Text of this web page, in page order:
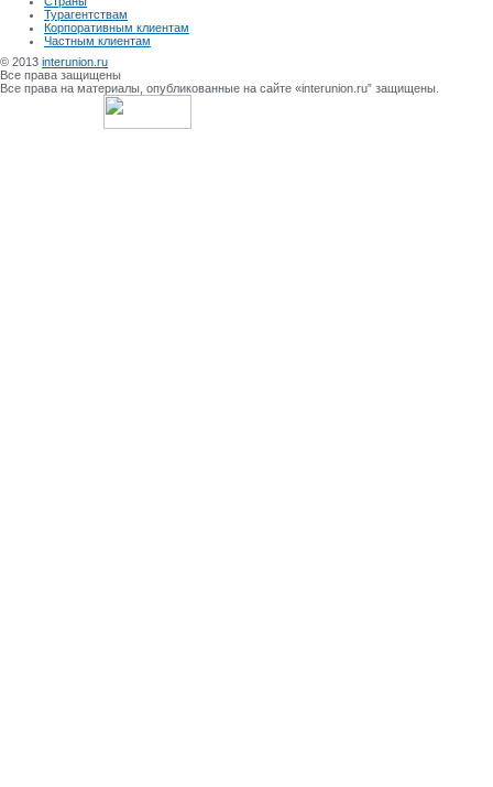
Турагентствам
Корпоративным клиентам
Частным клиентам
© 2013 interunion.ru
Все права защищены
Все права на материалы, опубликованные на сайте «interunion.ru” защищены.